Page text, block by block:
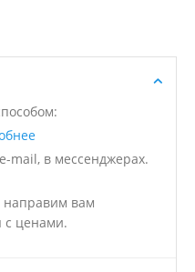
mail, в мессенджерах.
направим вам
с ценами.